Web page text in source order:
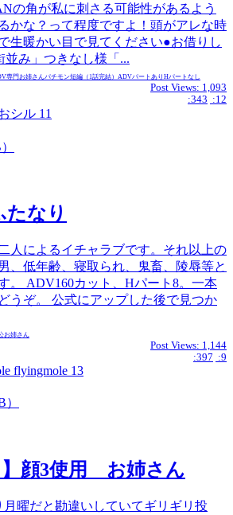
の角が私に刺さる可能性があるよう
かな？って程度ですよ！頭がアレな時
生暖かい目で見てください●お借りし
み」つきなし様「...
専門お姉さん パチモン短編（1話完結） ADVパートあり Hパートなし
Post Views: 1,093
:343 :12
シル 11
なり
人によるイチャラブです。それ以上の
、低年齢、寝取られ、鬼畜、陵辱等と
。 ADV160カット、Hパート8。一本
うぞ。 公式にアップした後で見つか
お姉さん
Post Views: 1,144
:397 :9
flyingmole 13
】顔3使用 お姉さん
曜だと勘違いしていてギリギリ投